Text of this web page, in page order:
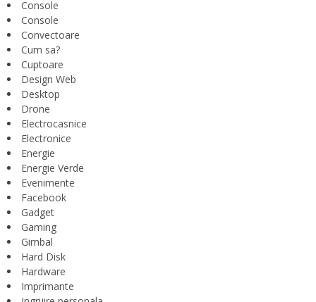
Console
Console
Convectoare
Cum sa?
Cuptoare
Design Web
Desktop
Drone
Electrocasnice
Electronice
Energie
Energie Verde
Evenimente
Facebook
Gadget
Gaming
Gimbal
Hard Disk
Hardware
Imprimante